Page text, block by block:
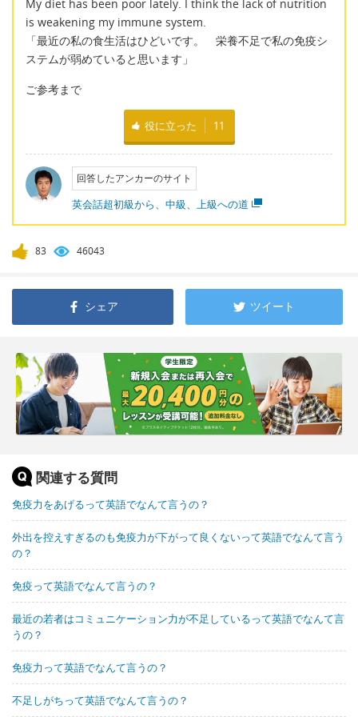
My diet has been poor lately. I think the lack of nutrition
is weakening my immune system.
「最近の私の食生活はひどいです。 栄養不足で私の免疫シ
ステムが弱めていると思います」
ご参考まで
役に立った 11
回答したアンカーのサイト
英会話超初級から、中級、上級への道
83 46043
シェア ツイート
関連する質問
免疫力をあげるって英語でなんて言うの？
外出を控えすぎるのも免疫力が下がって良くないって英語でなんて言う
の？
免疫って英語でなんて言うの？
最近の若者はコミュニケーション力が不足しているって英語でなんて言
うの？
免疫力って英語でなんて言うの？
不足しがちって英語でなんて言うの？